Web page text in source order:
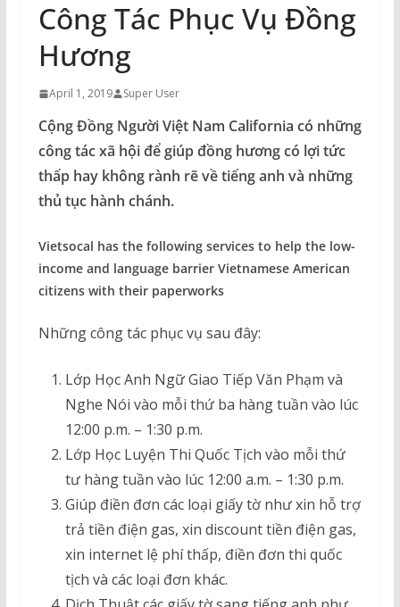
Công Tác Phục Vụ Đồng
Hương
April 1, 2019 Super User
Cộng Đồng Người Việt Nam California có những
công tác xã hội để giúp đồng hương có lợi tức
thấp hay không rành rẽ về tiếng anh và những
thủ tục hành chánh.
Vietsocal has the following services to help the low-
income and language barrier Vietnamese American
citizens with their paperworks
Những công tác phục vụ sau đây:
Lớp Học Anh Ngữ Giao Tiếp Văn Phạm và
Nghe Nói vào mỗi thứ ba hàng tuần vào lúc
12:00 p.m. – 1:30 p.m.
Lớp Học Luyện Thi Quốc Tịch vào mỗi thứ
tư hàng tuần vào lúc 12:00 a.m. – 1:30 p.m.
Giúp điền đơn các loại giấy tờ như xin hỗ trợ
trả tiền điện gas, xin discount tiền điện gas,
xin internet lệ phí thấp, điền đơn thi quốc
tịch và các loại đơn khác.